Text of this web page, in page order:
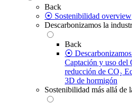
Back
⦿ Sostenibilidad overview
Descarbonizamos la
Back
⦿
Captación y uso del
reducción de CO₂
3D de hormigón
Sostenibilidad más allá de